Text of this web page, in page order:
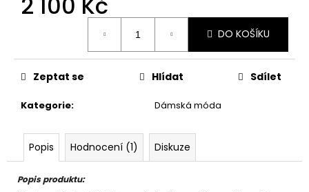
DO KOŠÍKU
Kategorie: Dámská móda
Zeptat se Hlídat Sdílet
Popis Hodnocení (1) Diskuze
Popis produktu: